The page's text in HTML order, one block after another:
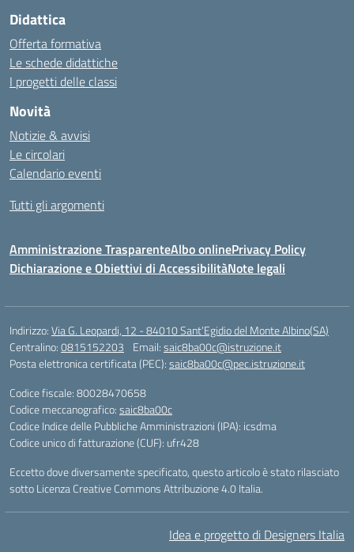
Didattica
Offerta formativa
Le schede didattiche
I progetti delle classi
Novità
Notizie & avvisi
Le circolari
Calendario eventi
Tutti gli argomenti
Amministrazione TrasparenteAlbo onlinePrivacy Policy
Dichiarazione e Obiettivi di AccessibilitàNote legali
Indirizzo:Via G. Leopardi, 12 - 84010 Sant’Egidio del Monte Albino(SA)
Centralino:0815152203 Email:saic8ba00c@istruzione.it
Posta elettronica certificata (PEC):saic8ba00c@pec.istruzione.it
Codice fiscale: 80028470658
Codice meccanografico:saic8ba00c
Codice Indice delle Pubbliche Amministrazioni (IPA): icsdma
Codice unico di fatturazione (CUF): ufr428
Eccetto dove diversamente specificato, questo articolo è stato rilasciato
sotto Licenza Creative Commons Attribuzione 4.0 Italia.
Idea e progetto di Designers Italia